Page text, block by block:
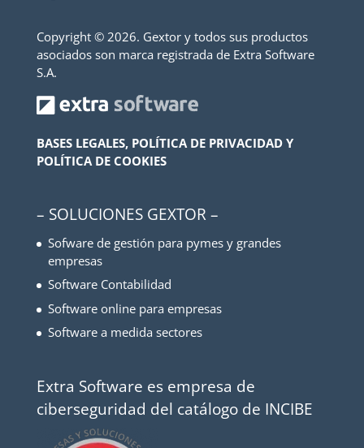
Copyright © 2026. Gextor y todos sus productos
asociados son marca registrada de Extra Software
S.A.
BASES LEGALES, POLÍTICA DE PRIVACIDAD Y
POLÍTICA DE COOKIES
– SOLUCIONES GEXTOR –
Sofware de gestión para pymes y grandes
empresas
Software Contabilidad
Software online para empresas
Software a medida sectores
Extra Software es empresa de
ciberseguridad del catálogo de INCIBE